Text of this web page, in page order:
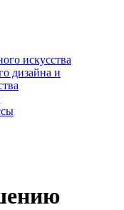
искусства
дизайна и